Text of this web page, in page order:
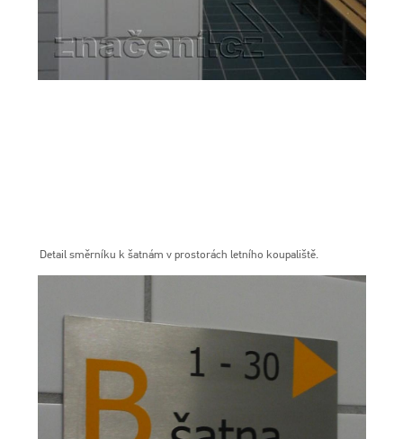
Detail směrníku k šatnám v prostorách letního koupaliště.